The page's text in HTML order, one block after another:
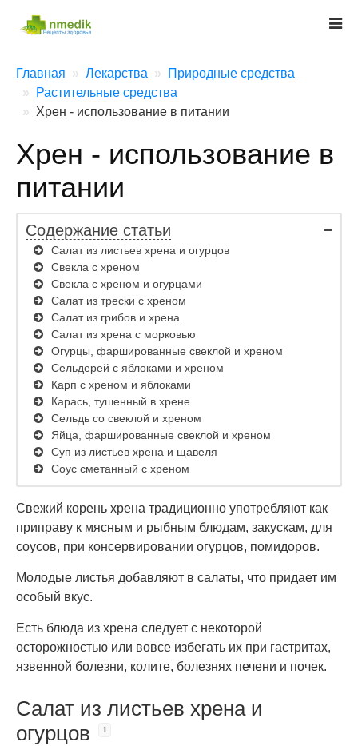
Главная Лекарства
Природные средства
Растительные средства
Хрен - использование в питании
Хрен - использование в
питании
Содержание статьи
Салат из листьев хрена и огурцов
Свекла с хреном
Свекла с хреном и огурцами
Салат из трески с хреном
Салат из грибов и хрена
Салат из хрена с морковью
Огурцы, фаршированные свеклой и хреном
Сельдерей с яблоками и хреном
Карп с хреном и яблоками
Карась, тушенный в хрене
Сельдь со свеклой и хреном
Яйца, фаршированные свеклой и хреном
Суп из листьев хрена и щавеля
Соус сметанный с хреном
Свежий корень хрена традиционно употребляют как
приправу к мясным и рыбным блюдам, закускам, для
соусов, при консервировании огурцов, помидоров.
Молодые листья добавляют в салаты, что придает им
особый вкус.
Есть блюда из хрена следует с некоторой
осторожностью или вовсе избегать их при гастритах,
язвенной болезни, колите, болезнях печени и почек.
Салат из листьев хрена и
огурцов